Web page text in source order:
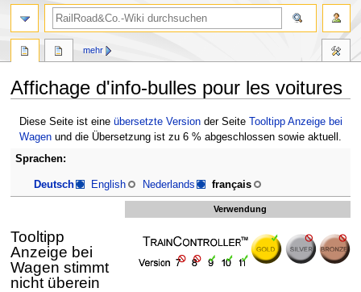
Affichage d'info-bulles pour les voitures
Zur
Navigation
Zur
Suche
Diese Seite ist eine übersetzte Versionder Seite Tooltipp Anzeige bei
Wagen und die Übersetzung ist zu 6 % abgeschlossen sowie aktuell.
Sprachen:
Deutsch English Nederlands français
Verwendung
Tooltipp
Anzeige bei
Wagen stimmt
nicht überein
mehr
Suche